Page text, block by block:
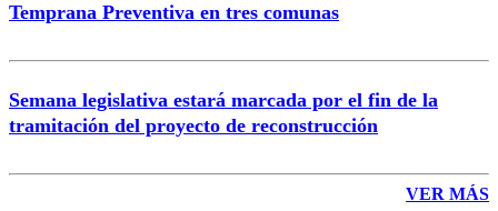
Temprana Preventiva en tres comunas
Semana legislativa estará marcada por el fin de la
tramitación del proyecto de reconstrucción
VER MÁS